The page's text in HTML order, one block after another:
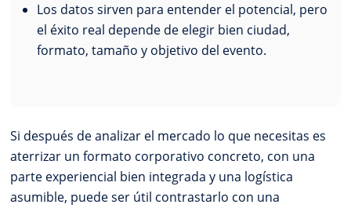
Los datos sirven para entender el potencial, pero
el éxito real depende de elegir bien ciudad,
formato, tamaño y objetivo del evento.
Si después de analizar el mercado lo que necesitas es
aterrizar un formato corporativo concreto, con una
parte experiencial bien integrada y una logística
asumible, puede ser útil contrastarlo con una